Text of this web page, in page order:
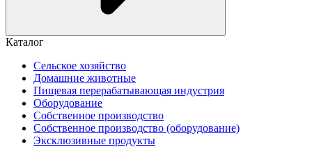
Каталог
Сельское хозяйство
Домашние животные
Пищевая перерабатывающая индустрия
Оборудование
Собственное производство
Собственное производство (оборудование)
Эксклюзивные продукты